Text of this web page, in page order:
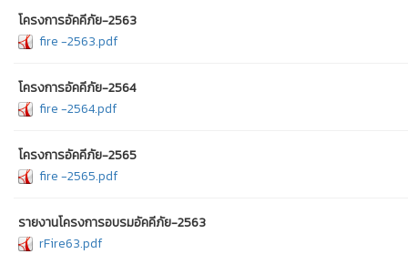
โครงการอัคคีภัย-2563
fire -2563.pdf
โครงการอัคคีภัย-2564
fire -2564.pdf
โครงการอัคคีภัย-2565
fire -2565.pdf
รายงานโครงการอบรมอัคคีภัย-2563
rFire63.pdf